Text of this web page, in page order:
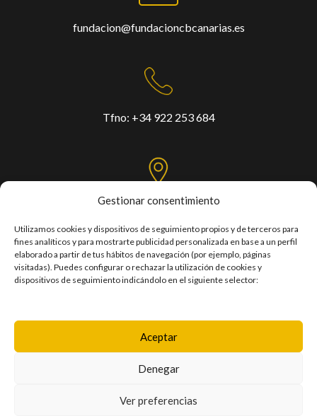
Gestionar consentimiento
Utilizamos cookies y dispositivos de seguimiento propios y de terceros para
fines analíticos y para mostrarte publicidad personalizada en base a un perfil
elaborado a partir de tus hábitos de navegación (por ejemplo, páginas
visitadas). Puedes configurar o rechazar la utilización de cookies y
dispositivos de seguimiento indicándolo en el siguiente selector:
Aceptar
Denegar
Ver preferencias
fundacion@fundacioncbcanarias.es
Tfno: +34 922 253 684
C/. Mercedes, Las Torres, s/n,
Pabellón Santiago Martín - Tercera planta
Taco / 38108 – San Cristóbal de La Laguna
POLÍTICA DE COOKIES